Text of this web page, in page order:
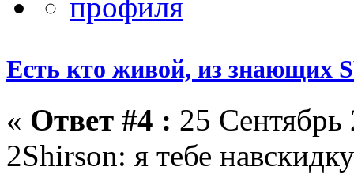
Есть кто живой, из знающих
« Ответ #4 : 25
2Shirson: я тебе